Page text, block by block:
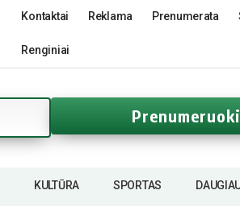
Kontaktai Reklama Prenumerata
Renginiai
KULTŪRA SPORTAS